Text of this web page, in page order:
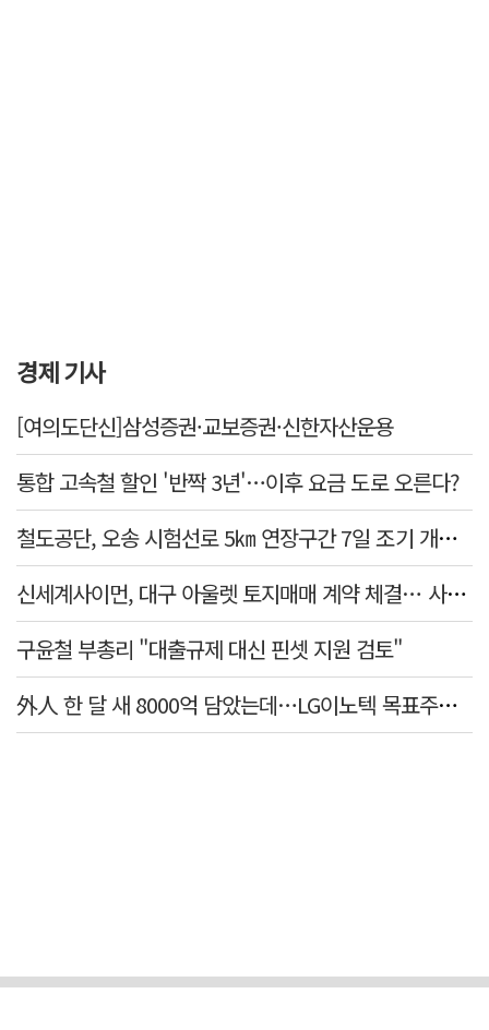
경제 기사
[여의도단신]삼성증권·교보증권·신한자산운용
통합 고속철 할인 '반짝 3년'…이후 요금 도로 오른다?
철도공단, 오송 시험선로 5㎞ 연장구간 7일 조기 개통…LA 메트로 사업 지원
신세계사이먼, 대구 아울렛 토지매매 계약 체결… 사업 본궤도
구윤철 부총리 "대출규제 대신 핀셋 지원 검토"
外人 한 달 새 8000억 담았는데…LG이노텍 목표주가는 왜 엇갈릴까